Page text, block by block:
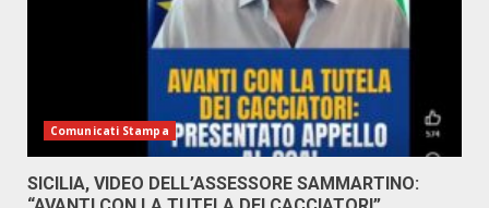
Comunicati Stampa
SICILIA, VIDEO DELL’ASSESSORE SAMMARTINO: